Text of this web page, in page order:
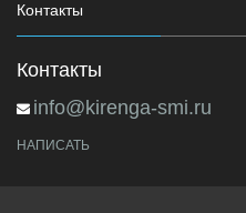
Контакты
Контакты
info@kirenga-smi.ru
НАПИСАТЬ